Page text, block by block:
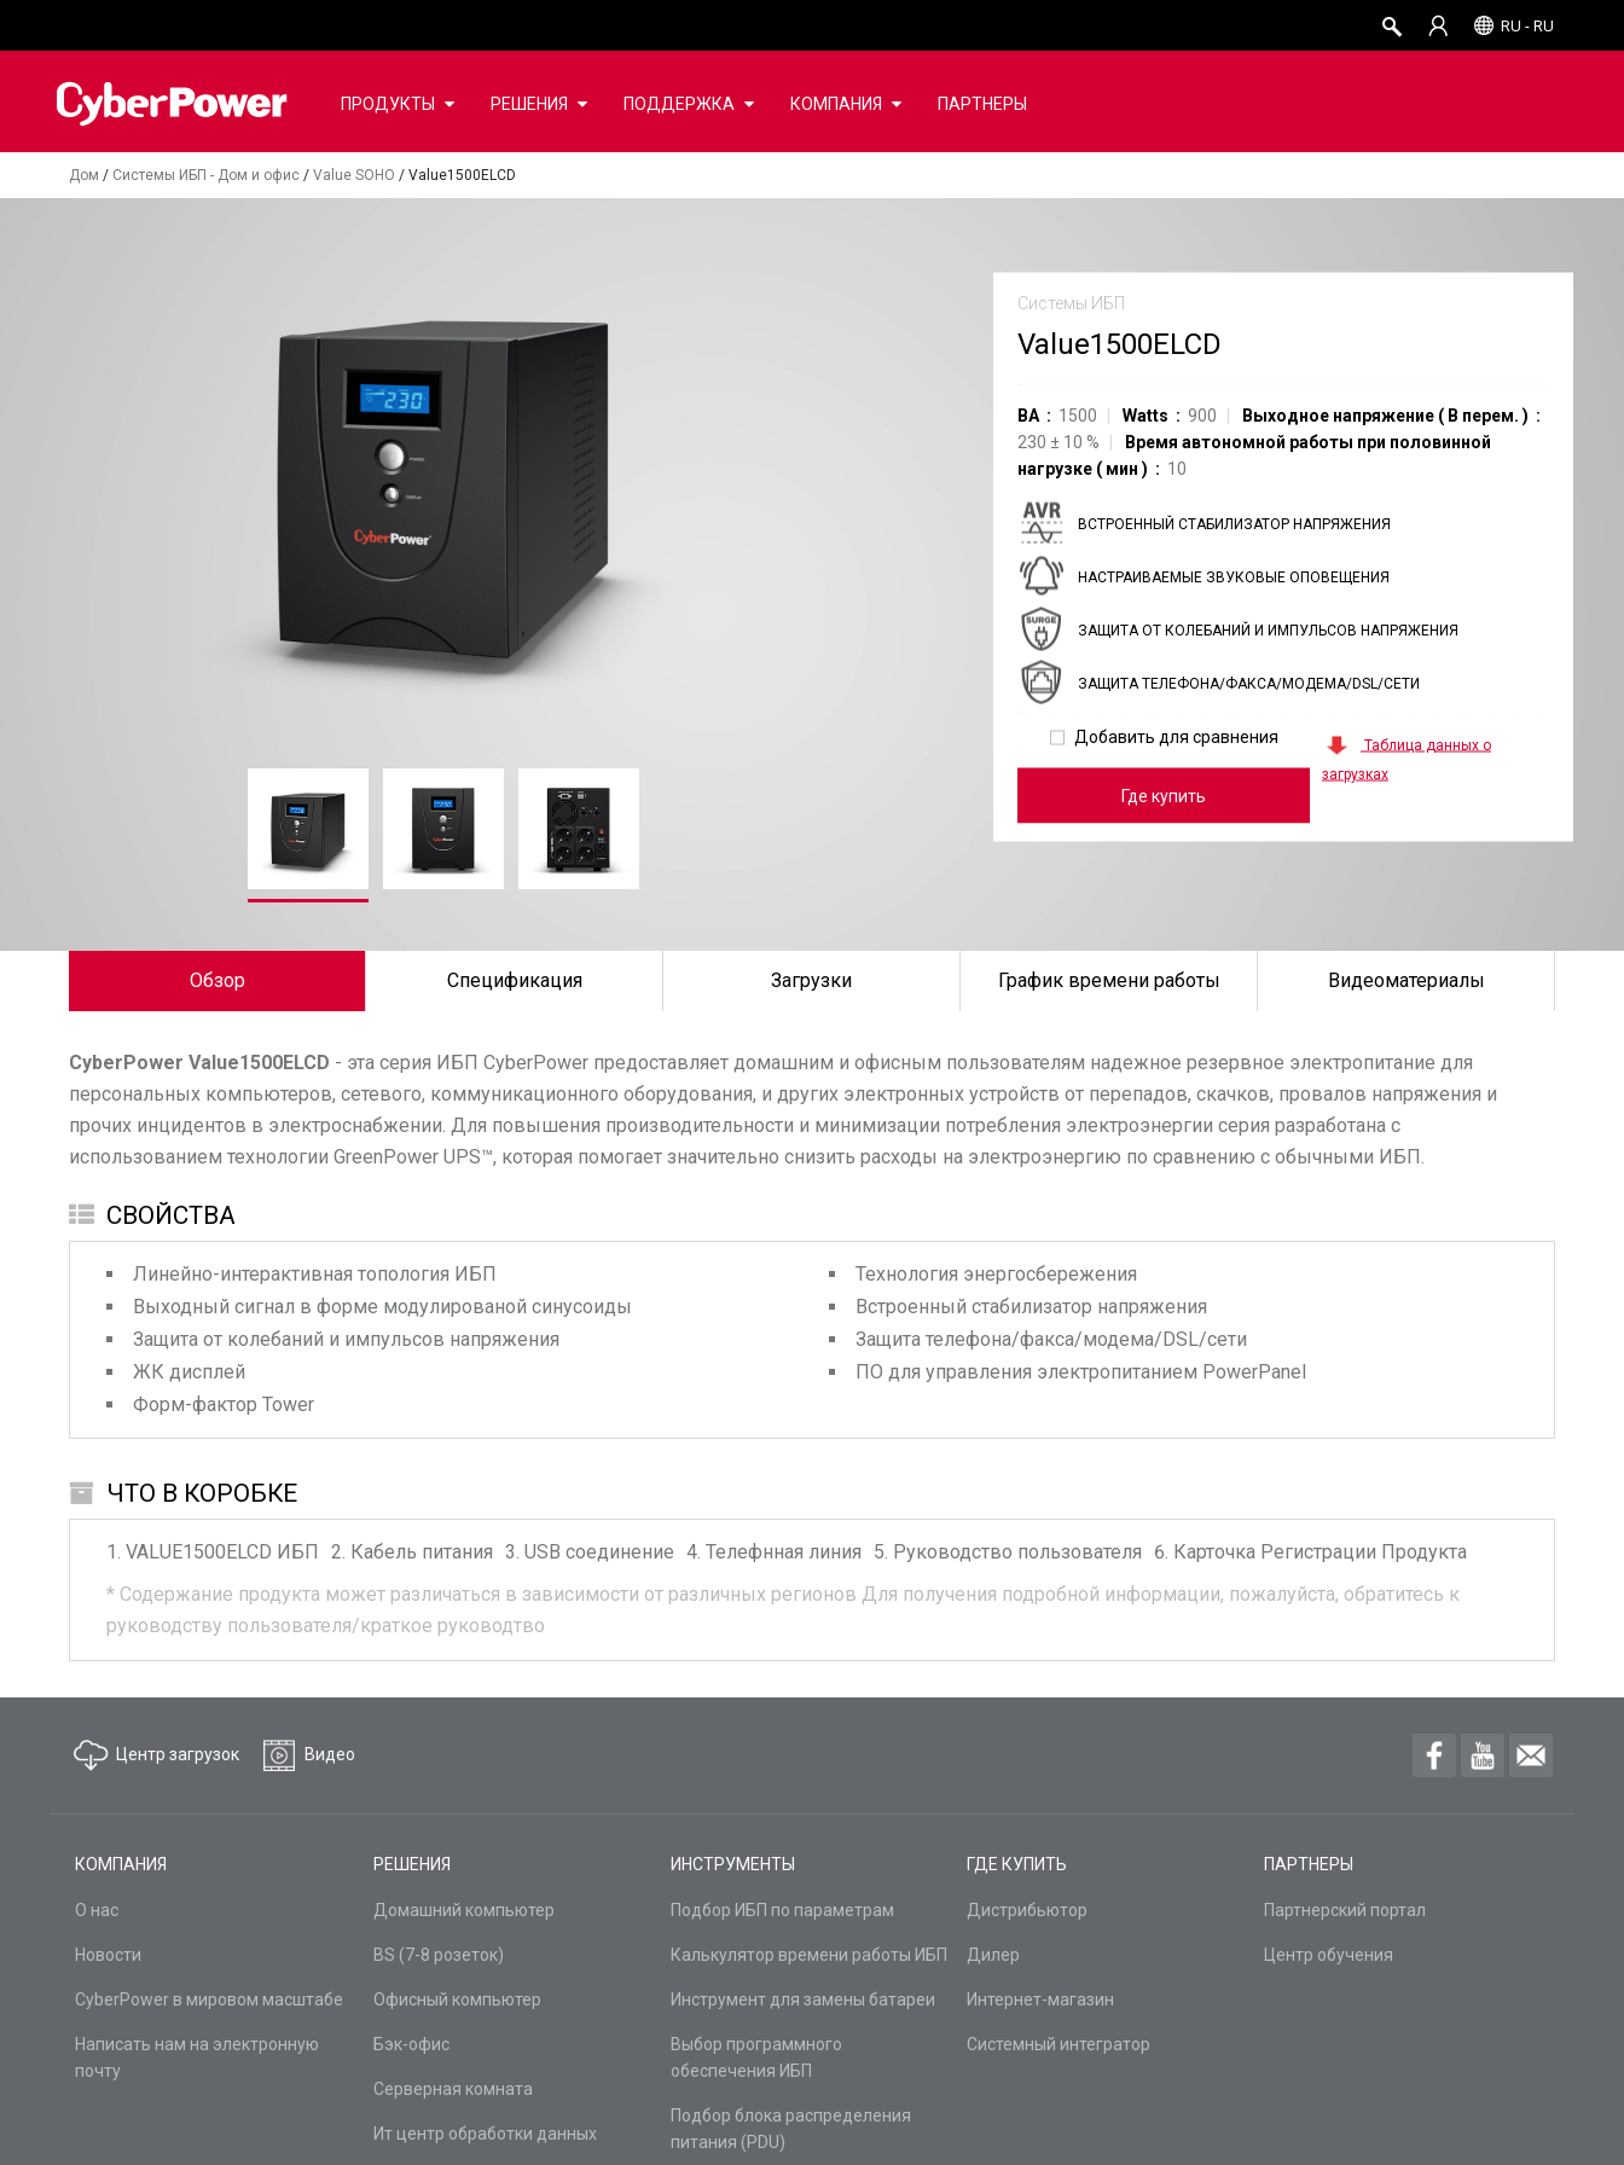
RU - RU
ПРОДУКТЫ РЕШЕНИЯ ПОДДЕРЖКА КОМПАНИЯ ПАРТНЕРЫ
Дом / Системы ИБП - Дом и офис / Value SOHO / Value1500ELCD
Системы ИБП
Value1500ELCD
ВА 1500 Watts 900 Выходное напряжение ( В перем. )
230 ± 10 %
Время автономной работы при половинной
нагрузке ( мин ) 10
ВСТРОЕННЫЙ СТАБИЛИЗАТОР НАПРЯЖЕНИЯ
НАСТРАИВАЕМЫЕ ЗВУКОВЫЕ ОПОВЕЩЕНИЯ
ЗАЩИТА ОТ КОЛЕБАНИЙ И ИМПУЛЬСОВ НАПРЯЖЕНИЯ
ЗАЩИТА ТЕЛЕФОНА/ФАКСА/МОДЕМА/DSL/СЕТИ
Добавить для сравнения
Где купить
Таблица данных о
загрузках
Обзор Спецификация Загрузки График времени работы Видеоматериалы
CyberPower Value1500ELCD - эта серия ИБП CyberPower предоставляет домашним и офисным пользователям надежное резервное электропитание для
персональных компьютеров, сетевого, коммуникационного оборудования, и других электронных устройств от перепадов, скачков, провалов напряжения и
прочих инцидентов в электроснабжении. Для повышения производительности и минимизации потребления электроэнергии серия разработана с
использованием технологии GreenPower UPS™, которая помогает значительно снизить расходы на электроэнергию по сравнению с обычными ИБП.
СВОЙСТВА
Линейно-интерактивная топология ИБП
Выходный сигнал в форме модулированой синусоиды
Защита от колебаний и импульсов напряжения
ЖК дисплей
Форм-фактор Tower
Технология энергосбережения
Встроенный стабилизатор напряжения
Защита телефона/факса/модема/DSL/сети
ПО для управления электропитанием PowerPanel
ЧТО В КОРОБКЕ
VALUE1500ELCD ИБП Кабель питания USB соединение Телефнная линия Руководство пользователя
Карточка Регистрации Продукта
* Содержание продукта может различаться в зависимости от различных регионов Для получения подробной информации, пожалуйста, обратитесь к
руководству пользователя/краткое руководтво
Центр загрузок Видео
КОМПАНИЯ
О нас
Новости
CyberPower в мировом масштабе
Написать нам на электронную
почту
РЕШЕНИЯ
Домашний компьютер
BS (7-8 розеток)
Офисный компьютер
Бэк-офис
Серверная комната
Ит центр обработки данных
ИНСТРУМЕНТЫ
Подбор ИБП по параметрам
Калькулятор времени работы ИБП
Инструмент для замены батареи
Выбор программного
обеспечения ИБП
Подбор блока распределения
питания (PDU)
ГДЕ КУПИТЬ
Дистрибьютор
Дилер
Интернет-магазин
Системный интегратор
ПАРТНЕРЫ
Партнерский портал
Центр обучения